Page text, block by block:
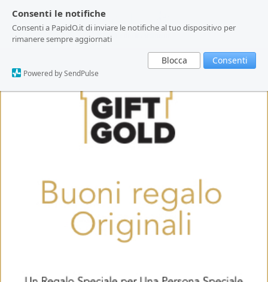
Consenti le notifiche
Consenti a PapidO.it di inviare le notifiche al tuo dispositivo per
rimanere sempre aggiornati
Blocca Consenti
Powered by SendPulse
Consenti le notifiche
Consenti a PapidO.it di inviare le notifiche al tuo dispositivo per
rimanere sempre aggiornati
Blocca Consenti
Powered by SendPulse